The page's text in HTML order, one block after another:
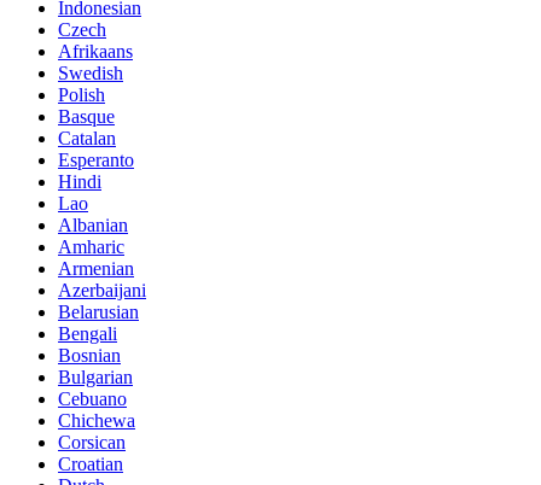
Indonesian
Czech
Afrikaans
Swedish
Polish
Basque
Catalan
Esperanto
Hindi
Lao
Albanian
Amharic
Armenian
Azerbaijani
Belarusian
Bengali
Bosnian
Bulgarian
Cebuano
Chichewa
Corsican
Croatian